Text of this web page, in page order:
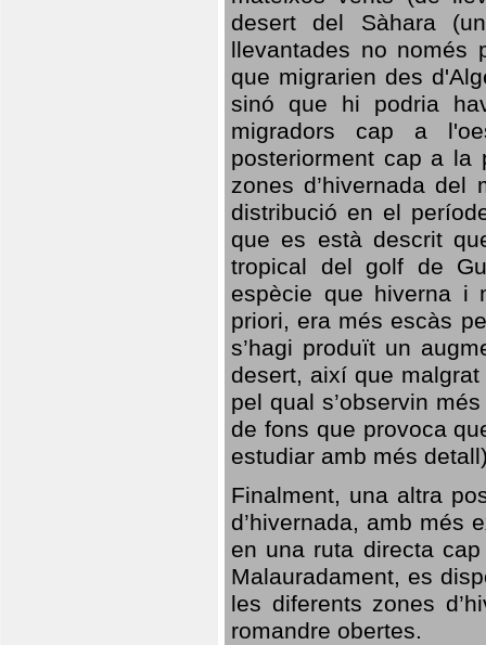
desert del Sàhara
llevantades no només
que migrarien des
sinó que hi podria
migradors cap a
posteriorment cap a la
zones d’hivernada
distribució en el
que es està descrit
tropical del golf de
espècie que hiverna i
priori, era més escàs
s’hagi produït un
desert, així que
pel qual s’observin
de fons que provoca
estudiar amb més
Finalment, una altra
d’hivernada, amb més
en una ruta directa
Malauradament, es
les diferents zones
romandre obertes.